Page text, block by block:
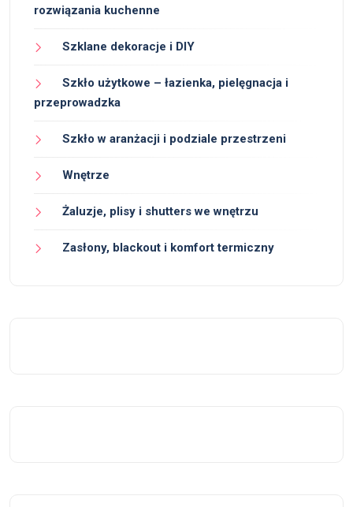
rozwiązania kuchenne
Szklane dekoracje i DIY
Szkło użytkowe – łazienka, pielęgnacja i
przeprowadzka
Szkło w aranżacji i podziale przestrzeni
Wnętrze
Żaluzje, plisy i shutters we wnętrzu
Zasłony, blackout i komfort termiczny